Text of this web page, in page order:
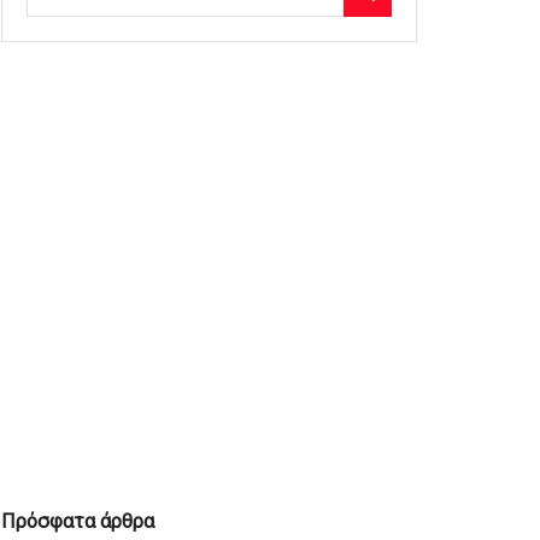
Πρόσφατα άρθρα